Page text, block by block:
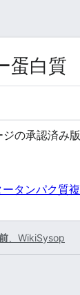
蛋白質
の承認済み
ータンパク質
WikiSysop